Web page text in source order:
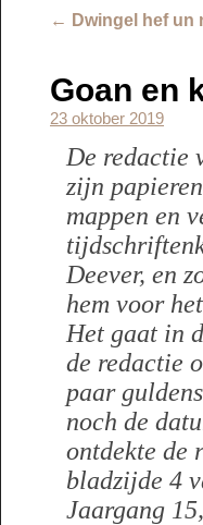
← Dwingel hef un
Goan en
23 oktober 2019
De redactie
zijn
mappen en
Deever, en
hem voor
Het gaat in
de redactie
paar
noch de
ontdekte de
bladzijde 4
Jaargang